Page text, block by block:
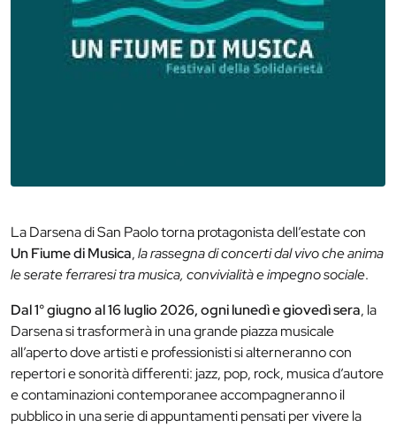
La Darsena di San Paolo torna protagonista dell’estate con
Un Fiume di Musica,la rassegna di concerti dal vivo che anima
le serate ferraresi tra musica, convivialità e impegno sociale.
Dal 1° giugno al 16 luglio 2026, ogni lunedì e giovedì sera, la
Darsena si trasformerà in una grande piazza musicale
all’aperto dove artisti e professionisti si alterneranno con
repertori e sonorità differenti: jazz, pop, rock, musica d’autore
e contaminazioni contemporanee accompagneranno il
pubblico in una serie di appuntamenti pensati per vivere la